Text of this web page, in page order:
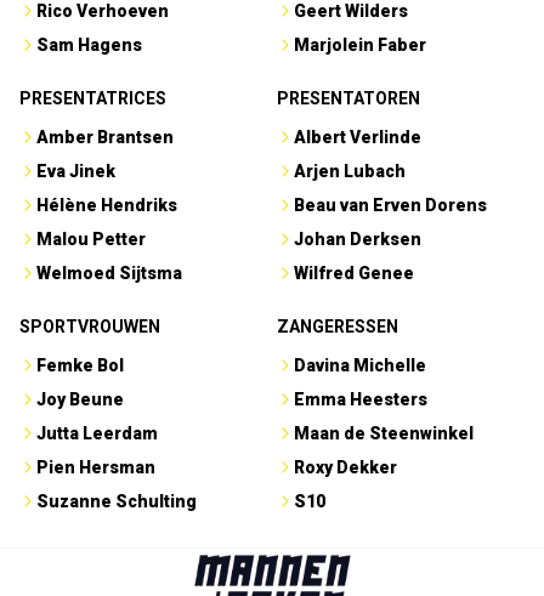
Rico Verhoeven
Sam Hagens
Geert Wilders
Marjolein Faber
PRESENTATRICES
Amber Brantsen
Eva Jinek
Hélène Hendriks
Malou Petter
Welmoed Sijtsma
PRESENTATOREN
Albert Verlinde
Arjen Lubach
Beau van Erven Dorens
Johan Derksen
Wilfred Genee
SPORTVROUWEN
Femke Bol
Joy Beune
Jutta Leerdam
Pien Hersman
Suzanne Schulting
ZANGERESSEN
Davina Michelle
Emma Heesters
Maan de Steenwinkel
Roxy Dekker
S10